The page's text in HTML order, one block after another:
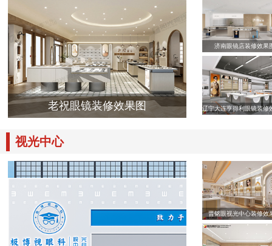
老祝眼镜装修效果图
济南眼镜店装修效果
辽宁大连亨得利眼镜装修
视光中心
晋铭眼视光中心装修效